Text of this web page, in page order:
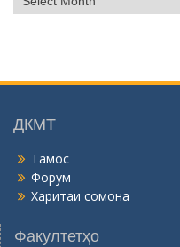
о
н
ДКМТ
Тамос
Форум
Харитаи сомона
Факултетҳо